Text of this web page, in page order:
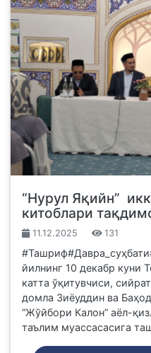
“Нурул Яқийн”
китоблари
11.12.2025 131
йилнинг 10 декабр куни
катта ўқитувчиси,
домла Зиёуддин ва
“Жўйбори Калон” аёл-
таълим муассасасига